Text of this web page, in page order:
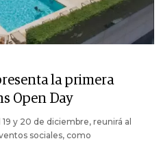
la primera
Open Day
y 20 de diciembre, reunirá al
sociales, como